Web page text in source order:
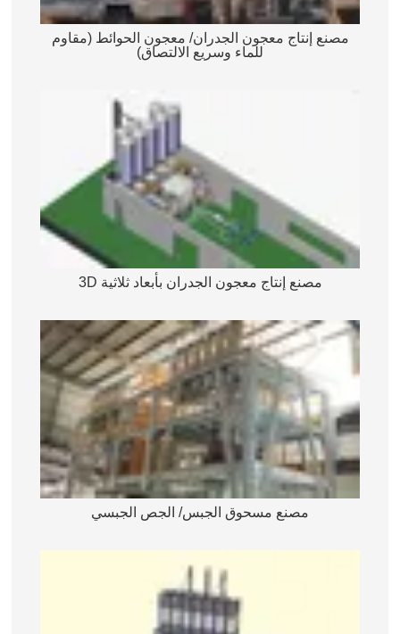
مصنع إنتاج معجون الجدران/ معجون الحوائط (مقاوم
للماء وسريع الالتصاق)
مصنع إنتاج معجون الجدران بأبعاد ثلاثية 3D
مصنع مسحوق الجبس/ الجص الجبسي